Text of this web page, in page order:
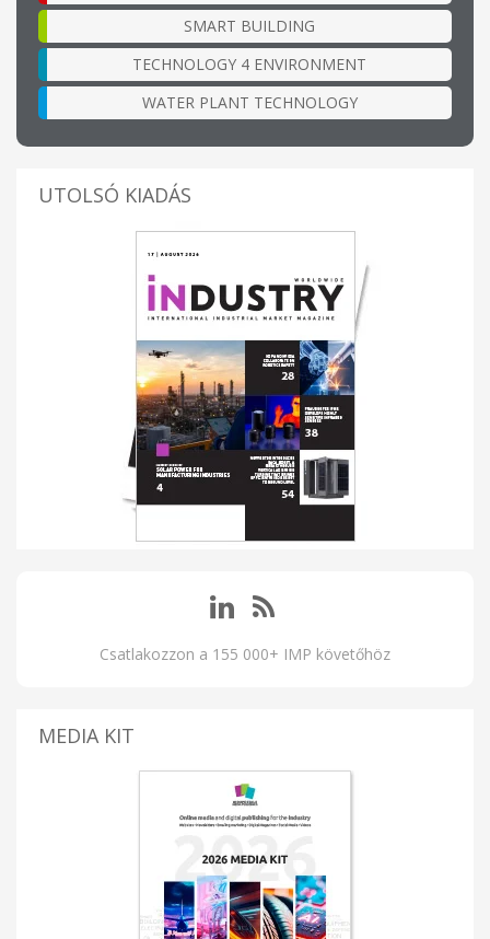
SMART BUILDING
TECHNOLOGY 4 ENVIRONMENT
WATER PLANT TECHNOLOGY
UTOLSÓ KIADÁS
Csatlakozzon a 155 000+ IMP követőhöz
MEDIA KIT